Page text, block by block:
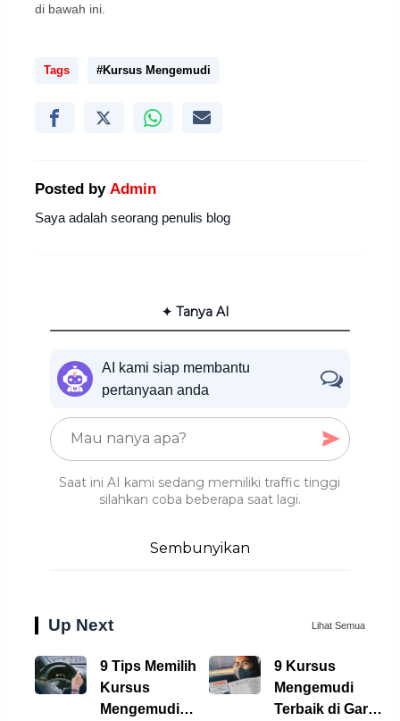
di bawah ini.
Tags #Kursus Mengemudi
Posted by Admin
Saya adalah seorang penulis blog
✦ Tanya AI
AI kami siap membantu
pertanyaan anda
Saat ini AI kami sedang memiliki traffic tinggi
silahkan coba beberapa saat lagi.
Sembunyikan
Up Next Lihat Semua
9 Tips Memilih
Kursus
Mengemudi
9 Kursus
Mengemudi
Terbaik di Garut